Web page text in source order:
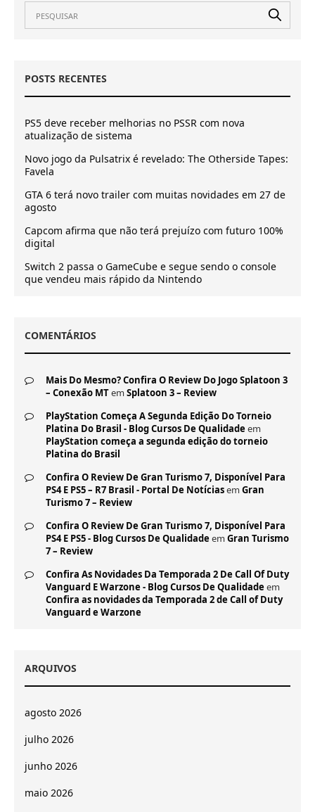
POSTS RECENTES
PS5 deve receber melhorias no PSSR com nova
atualização de sistema
Novo jogo da Pulsatrix é revelado: The Otherside Tapes:
Favela
GTA 6 terá novo trailer com muitas novidades em 27 de
agosto
Capcom afirma que não terá prejuízo com futuro 100%
digital
Switch 2 passa o GameCube e segue sendo o console
que vendeu mais rápido da Nintendo
COMENTÁRIOS
Mais Do Mesmo? Confira O Review Do Jogo Splatoon 3
– Conexão MTem Splatoon 3 – Review
PlayStation Começa A Segunda Edição Do Torneio
Platina Do Brasil - Blog Cursos De Qualidade em
PlayStation começa a segunda edição do torneio
Platina do Brasil
Confira O Review De Gran Turismo 7, Disponível Para
PS4 E PS5 – R7 Brasil - Portal De Notíciasem Gran
Turismo 7 – Review
Confira O Review De Gran Turismo 7, Disponível Para
PS4 E PS5 - Blog Cursos De Qualidade em Gran Turismo
7 – Review
Confira As Novidades Da Temporada 2 De Call Of Duty
Vanguard E Warzone - Blog Cursos De Qualidade em
Confira as novidades da Temporada 2 de Call of Duty
Vanguard e Warzone
ARQUIVOS
agosto 2026
julho 2026
junho 2026
maio 2026